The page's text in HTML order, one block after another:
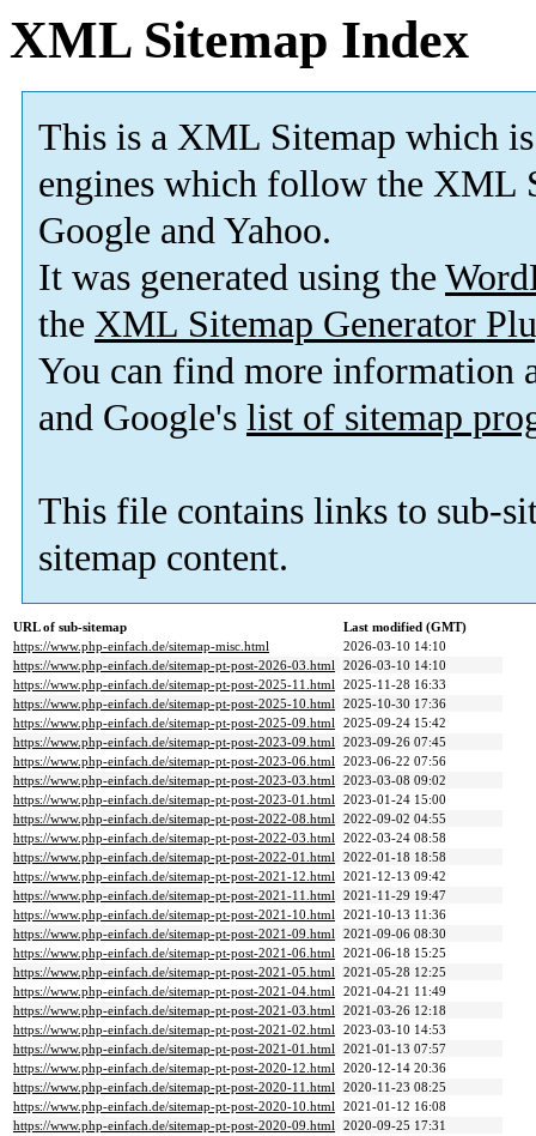
XML Sitemap Index
This is a XML Sitemap which is
engines which follow the XML
Google and Yahoo.
It was generated using the
the XML Sitemap Generator
You can find more information
and Google's list of sitemap
This file contains links to sub-
sitemap content.
URL of sub-sitemap
Last modified (GMT)
https://www.php-einfach.de/sitemap-misc.html
2026-03-10 14:10
https://www.php-einfach.de/sitemap-pt-post-2026-03.html 2026-03-10 14:10
https://www.php-einfach.de/sitemap-pt-post-2025-11.html 2025-11-28 16:33
https://www.php-einfach.de/sitemap-pt-post-2025-10.html 2025-10-30 17:36
https://www.php-einfach.de/sitemap-pt-post-2025-09.html 2025-09-24 15:42
https://www.php-einfach.de/sitemap-pt-post-2023-09.html 2023-09-26 07:45
https://www.php-einfach.de/sitemap-pt-post-2023-06.html 2023-06-22 07:56
https://www.php-einfach.de/sitemap-pt-post-2023-03.html 2023-03-08 09:02
https://www.php-einfach.de/sitemap-pt-post-2023-01.html 2023-01-24 15:00
https://www.php-einfach.de/sitemap-pt-post-2022-08.html 2022-09-02 04:55
https://www.php-einfach.de/sitemap-pt-post-2022-03.html 2022-03-24 08:58
https://www.php-einfach.de/sitemap-pt-post-2022-01.html 2022-01-18 18:58
https://www.php-einfach.de/sitemap-pt-post-2021-12.html 2021-12-13 09:42
https://www.php-einfach.de/sitemap-pt-post-2021-11.html 2021-11-29 19:47
https://www.php-einfach.de/sitemap-pt-post-2021-10.html 2021-10-13 11:36
https://www.php-einfach.de/sitemap-pt-post-2021-09.html 2021-09-06 08:30
https://www.php-einfach.de/sitemap-pt-post-2021-06.html 2021-06-18 15:25
https://www.php-einfach.de/sitemap-pt-post-2021-05.html 2021-05-28 12:25
https://www.php-einfach.de/sitemap-pt-post-2021-04.html 2021-04-21 11:49
https://www.php-einfach.de/sitemap-pt-post-2021-03.html 2021-03-26 12:18
https://www.php-einfach.de/sitemap-pt-post-2021-02.html 2023-03-10 14:53
https://www.php-einfach.de/sitemap-pt-post-2021-01.html 2021-01-13 07:57
https://www.php-einfach.de/sitemap-pt-post-2020-12.html 2020-12-14 20:36
https://www.php-einfach.de/sitemap-pt-post-2020-11.html 2020-11-23 08:25
https://www.php-einfach.de/sitemap-pt-post-2020-10.html 2021-01-12 16:08
https://www.php-einfach.de/sitemap-pt-post-2020-09.html 2020-09-25 17:31